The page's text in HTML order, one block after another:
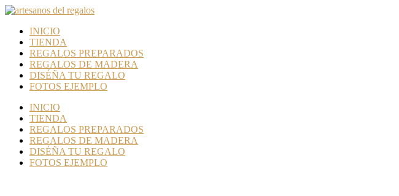
INICIO
TIENDA
REGALOS PREPARADOS
REGALOS DE MADERA
DISÉÑA TU REGALO
FOTOS EJEMPLO
INICIO
TIENDA
REGALOS PREPARADOS
REGALOS DE MADERA
DISÉÑA TU REGALO
FOTOS EJEMPLO